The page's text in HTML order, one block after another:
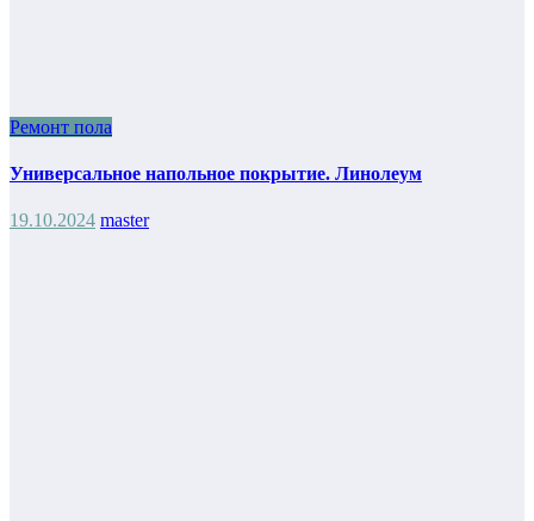
Ремонт пола
Универсальное напольное покрытие. Линолеум
19.10.2024 master